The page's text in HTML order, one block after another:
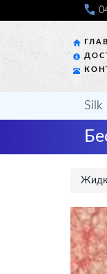
Silk